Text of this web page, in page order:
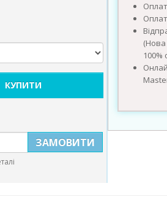
КУПИТИ
ЗАМОВИТИ
(Нова
100%